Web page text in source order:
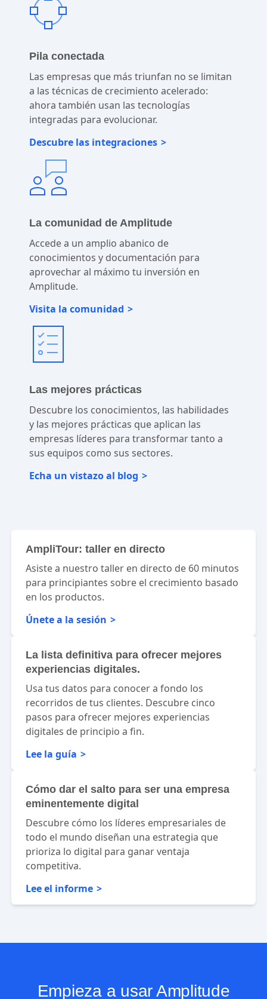
Pila conectada
Las empresas que más triunfan no se limitan
a las técnicas de crecimiento acelerado:
ahora también usan las tecnologías
integradas para evolucionar.
Descubre las integraciones
La comunidad de Amplitude
Accede a un amplio abanico de
conocimientos y documentación para
aprovechar al máximo tu inversión en
Amplitude.
Visita la comunidad
Las mejores prácticas
Descubre los conocimientos, las habilidades
y las mejores prácticas que aplican las
empresas líderes para transformar tanto a
sus equipos como sus sectores.
Echa un vistazo al blog
AmpliTour: taller en directo
Asiste a nuestro taller en directo de 60 minutos
para principiantes sobre el crecimiento basado
en los productos.
Únete a la sesión
La lista definitiva para ofrecer mejores
experiencias digitales.
Usa tus datos para conocer a fondo los
recorridos de tus clientes. Descubre cinco
pasos para ofrecer mejores experiencias
digitales de principio a fin.
Lee la guía
Cómo dar el salto para ser una empresa
eminentemente digital
Descubre cómo los líderes empresariales de
todo el mundo diseñan una estrategia que
prioriza lo digital para ganar ventaja
competitiva.
Lee el informe
Empieza a usar Amplitude